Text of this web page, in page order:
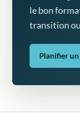
le bon
transition
Planifier